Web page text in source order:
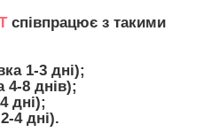
співпрацює з такими
1-3 дні);
4-8 днів);
дні);
4 дні).